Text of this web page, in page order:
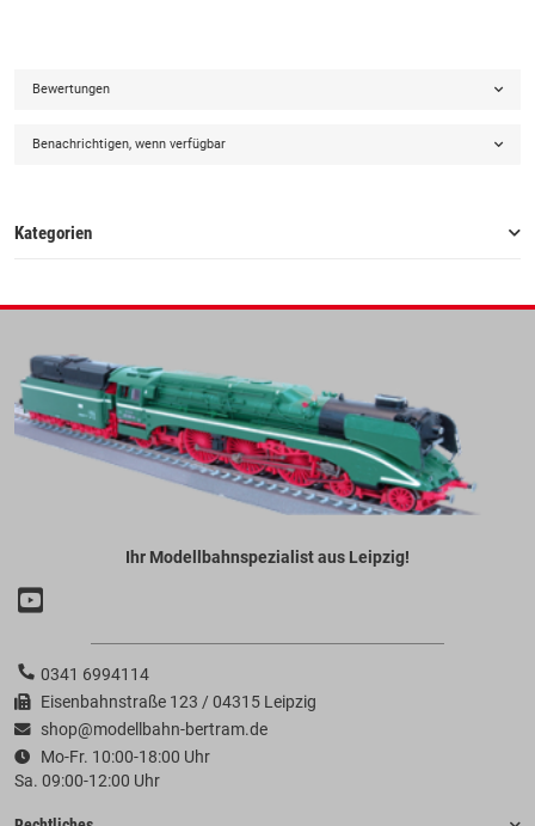
Bewertungen
Benachrichtigen, wenn verfügbar
Kategorien
Ihr Modellbahnspezialist aus Leipzig!
0341 6994114
Eisenbahnstraße 123 / 04315 Leipzig
shop@modellbahn-bertram.de
Mo-Fr. 10:00-18:00 Uhr
Sa. 09:00-12:00 Uhr